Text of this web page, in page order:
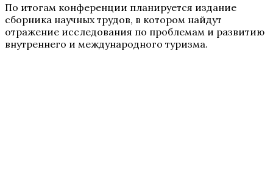
По итогам конференции планируется издание
сборника научных трудов, в котором найдут
отражение исследования по проблемам и развитию
внутреннего и международного туризма.